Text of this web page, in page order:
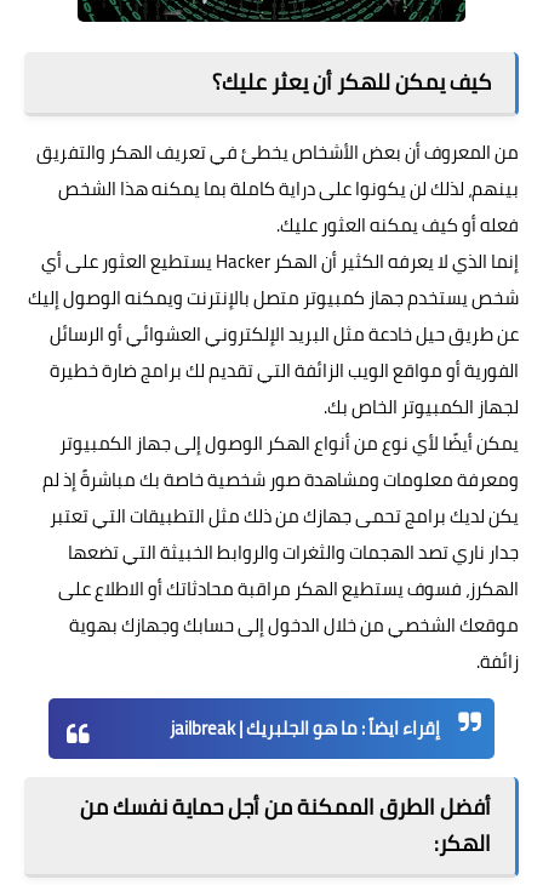
كيف يمكن للهكر أن يعثر عليك؟
من المعروف أن بعض الأشخاص يخطئ في تعريف الهكر والتفريق
بينهم، لذلك لن يكونوا على دراية كاملة بما يمكنه هذا الشخص
فعله أو كيف يمكنه العثور عليك.
إنما الذي لا يعرفه الكثير أن الهكر Hacker يستطيع العثور على أي
شخص يستخدم جهاز كمبيوتر متصل بالإنترنت ويمكنه الوصول إليك
عن طريق حيل خادعة مثل البريد الإلكتروني العشوائي أو الرسائل
الفورية أو مواقع الويب الزائفة التي تقديم لك برامج ضارة خطيرة
لجهاز الكمبيوتر الخاص بك.
يمكن أيضًا لأي نوع من أنواع الهكر الوصول إلى جهاز الكمبيوتر
ومعرفة معلومات ومشاهدة صور شخصية خاصة بك مباشرةً إذ لم
يكن لديك برامج تحمى جهازك من ذلك مثل التطبيقات التي تعتبر
جدار ناري تصد الهجمات والثغرات والروابط الخبيثة التي تضعها
الهكرز، فسوف يستطيع الهكر مراقبة محادثاتك أو الاطلاع على
موقعك الشخصي من خلال الدخول إلى حسابك وجهازك بهوية
زائفة.
إقراء ايضاً :ما هو الجلبريك | jailbreak
أفضل الطرق الممكنة من أجل حماية نفسك من
الهكر: